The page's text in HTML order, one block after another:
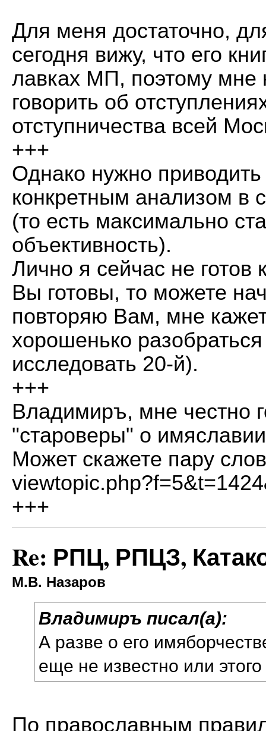
Для меня достаточно,
сегодня вижу, что его
лавках МП, поэтому мне
говорить об
отступничества всей
+++
Однако нужно
конкретным анализом в
(то есть максимально
объективность).
Лично я сейчас не готов
Вы готовы, то можете
повторяю Вам, мне
хорошенько
исследовать 20-й).
+++
Владимиръ, мне честно
"староверы" о
Может скажете пару
+++
Re: РПЦ, РПЦЗ,
М.В. Назаров
Владимиръ писал(а):
А разве о его
еще не известно или
По православным